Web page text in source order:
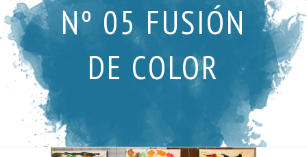
Nº 05 FUSIÓN
DE COLOR